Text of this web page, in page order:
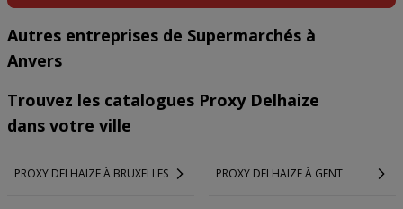
Autres entreprises de Supermarchés à
Anvers
Trouvez les catalogues Proxy Delhaize
dans votre ville
PROXY DELHAIZE À BRUXELLES PROXY DELHAIZE À GENT